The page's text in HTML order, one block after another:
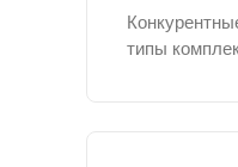
типы